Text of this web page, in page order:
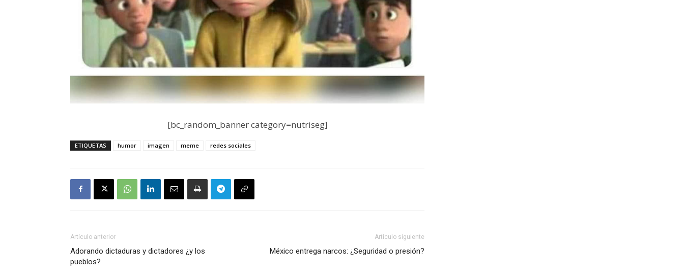
[bc_random_banner category=nutriseg]
ETIQUETAS humor imagen meme redes sociales
Artículo anterior
Adorando dictaduras y dictadores ¿y los
pueblos?
Artículo siguiente
México entrega narcos: ¿Seguridad o presión?